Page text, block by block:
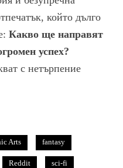
който дълго
Какво ще направят
успех?
с нетърпение
Arts fantasy
Reddit sci-fi